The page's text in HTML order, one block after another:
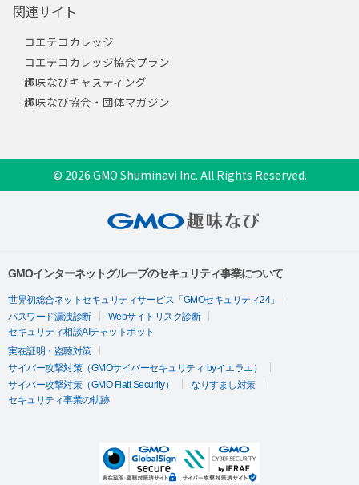
関連サイト
コエテコカレッジ
コエテコカレッジ協会プラン
趣味なびキャスティング
趣味なび協会・団体マガジン
© 2026 GMO Shuminavi Inc. All Rights Reserved.